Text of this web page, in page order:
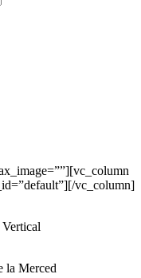
vc_column]
la Merced